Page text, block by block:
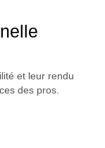
et leur rendu
des pros.